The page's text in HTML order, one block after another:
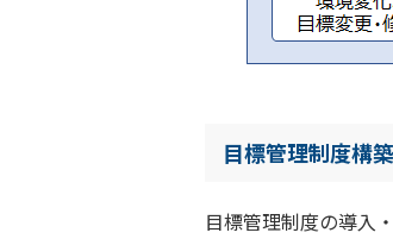
目標管理制度構
目標管理制度の導入